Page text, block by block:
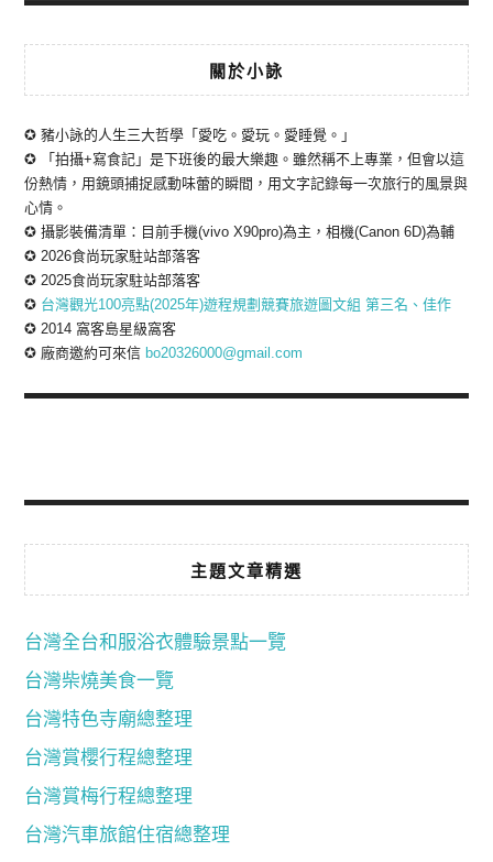
關於小詠
✪ 豬小詠的人生三大哲學「愛吃。愛玩。愛睡覺。」
✪ 「拍攝+寫食記」是下班後的最大樂趣。雖然稱不上專業，但會以這
份熱情，用鏡頭捕捉感動味蕾的瞬間，用文字記錄每一次旅行的風景與
心情。
✪ 攝影裝備清單：目前手機(vivo X90pro)為主，相機(Canon 6D)為輔
✪ 2026食尚玩家駐站部落客
✪ 2025食尚玩家駐站部落客
✪ 台灣觀光100亮點(2025年)遊程規劃競賽旅遊圖文組 第三名、佳作
✪ 2014 窩客島星級窩客
✪ 廠商邀約可來信 bo20326000@gmail.com
主題文章精選
台灣全台和服浴衣體驗景點一覽
台灣柴燒美食一覽
台灣特色寺廟總整理
台灣賞櫻行程總整理
台灣賞梅行程總整理
台灣汽車旅館住宿總整理